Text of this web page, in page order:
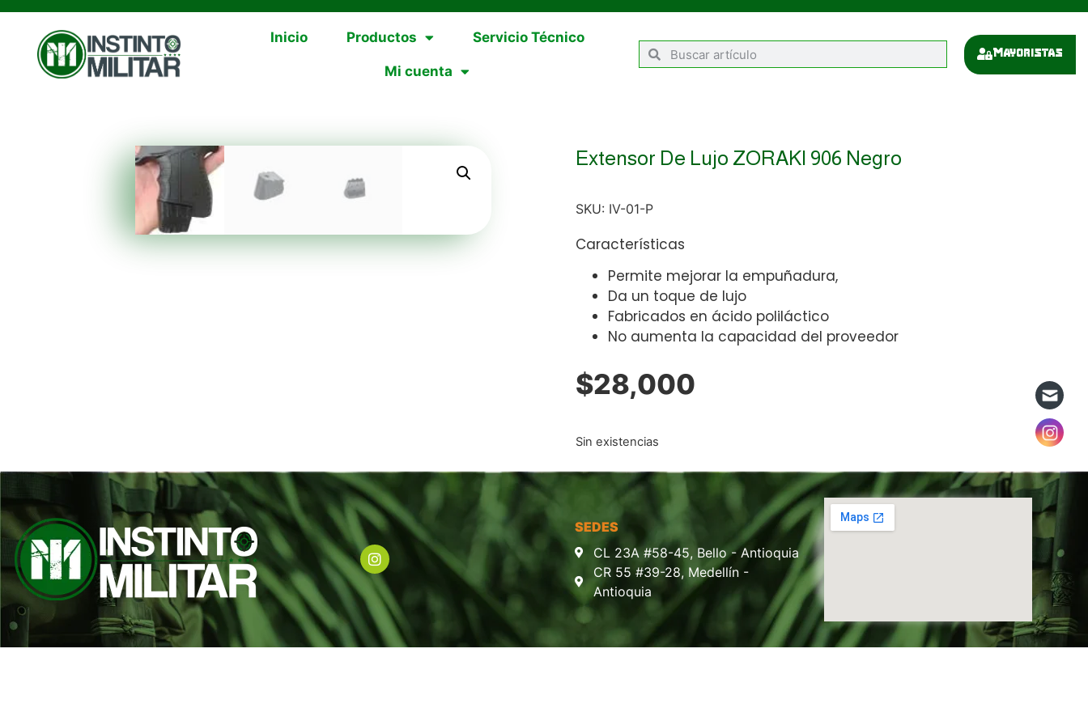
Inicio Productos Servicio Técnico
Mi cuenta
Mayoristas
Extensor De Lujo ZORAKI 906 Negro
SKU: IV-01-P
Características
Permite mejorar la empuñadura,
Da un toque de lujo
Fabricados en ácido poliláctico
No aumenta la capacidad del proveedor
$28,000
Sin existencias
SEDES
CL 23A #58-45, Bello - Antioquia
CR 55 #39-28, Medellín -
Antioquia